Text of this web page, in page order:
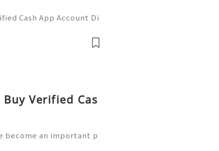
Cash App Account Di
Cash App u
Verified Cas
become an important p